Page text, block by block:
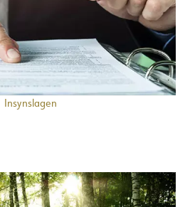
Insynslagen